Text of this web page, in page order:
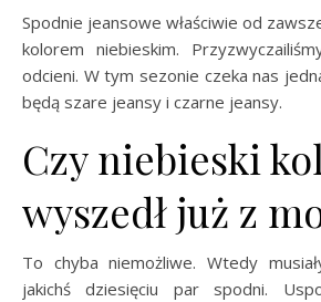
Spodnie jeansowe właściwie od zawsze kojarzyły się nam z
kolorem niebieskim.
odcieni. W tym sezonie czeka nas
będą szare jeansy i czarne jeansy.
Czy niebieski
wyszedł już z
To chyba niemożliwe. Wtedy
jakichś dziesięciu par spodni.